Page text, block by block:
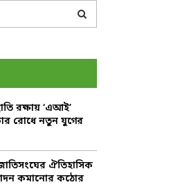
R
C
H
রক্ষায় ‘এআই’
রোধে নতুন যুগের
ঐতিহাসিক
কমানোর কঠোর